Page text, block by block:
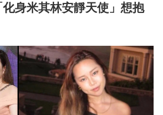
身米其林安靜天使」想抱